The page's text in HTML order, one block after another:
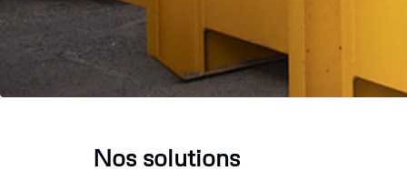
Nos solutions